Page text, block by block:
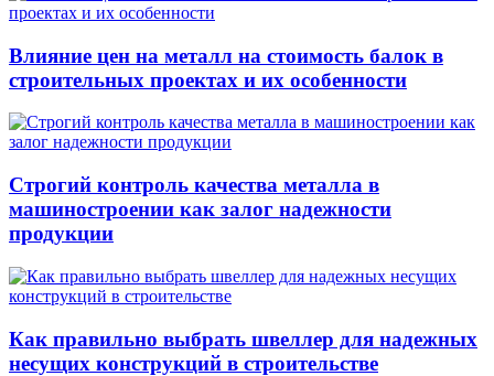
Влияние цен на металл на стоимость балок в
строительных проектах и их особенности
Строгий контроль качества металла в
машиностроении как залог надежности
продукции
Как правильно выбрать швеллер для надежных
несущих конструкций в строительстве